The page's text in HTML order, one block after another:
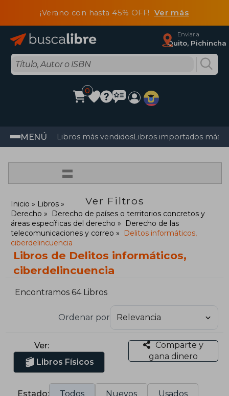
¡Verano con hasta 45% OFF! Ver más
Enviar a
Quito, Pichincha
0
MENÚ Libros más vendidosLibros importados más
=
Ver Filtros
Inicio
Libros
Derecho
Derecho de países o territorios concretos y
áreas específicas del derecho
Derecho de las
telecomunicaciones y correo
Delitos informáticos,
ciberdelincuencia
Libros de Delitos informáticos,
ciberdelincuencia
Encontramos 64 Libros
Ordenar por
Ver:
Libros Físicos
Comparte y
gana dinero
Estado: Todos Nuevos Usados